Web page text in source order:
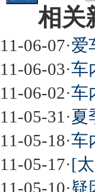
相关
11-06-07·爱
11-06-03·车
11-06-02·车
11-05-31 ·夏
11-05-18·车
11-05-17·[
11-05-10·疑